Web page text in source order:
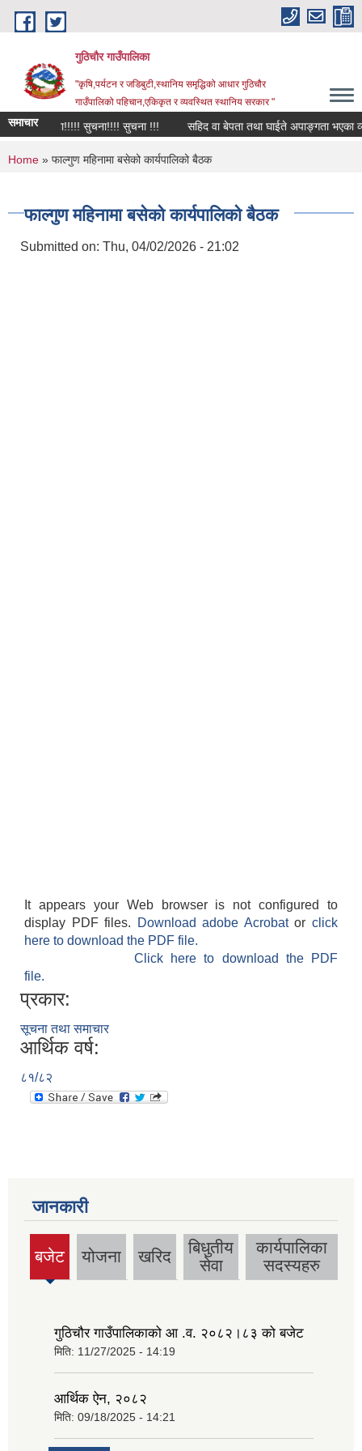
Skip to main content
गुठिचौर गाउँपालिका
"कृषि,पर्यटन र जडिबुटी,स्थानिय समृद्धिको आधार गुठिचौर
गाउँपालिको पहिचान,एकिकृत र व्यवस्थित स्थानिय सरकार "
समाचारसुचना!!!!! सुचना!!!! सुचना !!! सहिद वा बेपता तथा घाईते अपाङ्गता भएका
You are here
Home » फाल्गुण महिनामा बसेको कार्यपालिको बैठक
फाल्गुण महिनामा बसेको कार्यपालिको बैठक
Submitted on: Thu, 04/02/2026 - 21:02
It appears your Web browser is not configured to
display PDF files.
Download adobe Acrobatorclick
here to download the PDF file.
Click here to download the PDF
file.
प्रकार:
सूचना तथा समाचार
आर्थिक वर्ष:
८१/८२
जानकारी
बजेट
(active
tab)
योजना खरिद
बिधुतीय
सेवा
कार्यपालिका
सदस्यहरु
गुठिचौर गाउँपालिकाको आ .व. २०८२।८३ को बजेट
मिति: 11/27/2025 - 14:19
आर्थिक ऐन, २०८२
मिति: 09/18/2025 - 14:21